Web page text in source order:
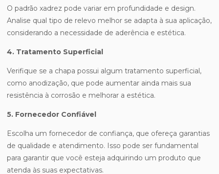
O padrão xadrez pode variar em profundidade e design.
Analise qual tipo de relevo melhor se adapta à sua aplicação,
considerando a necessidade de aderência e estética.
4. Tratamento Superficial
Verifique se a chapa possui algum tratamento superficial,
como anodização, que pode aumentar ainda mais sua
resistência à corrosão e melhorar a estética.
5. Fornecedor Confiável
Escolha um fornecedor de confiança, que ofereça garantias
de qualidade e atendimento. Isso pode ser fundamental
para garantir que você esteja adquirindo um produto que
atenda às suas expectativas.